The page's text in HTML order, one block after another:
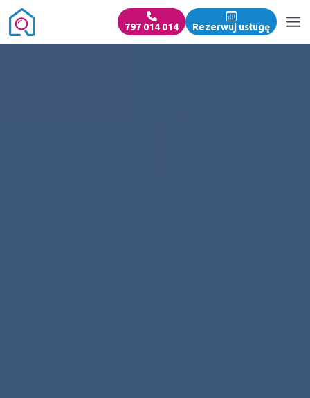
797 014 014 Rezerwuj usługę